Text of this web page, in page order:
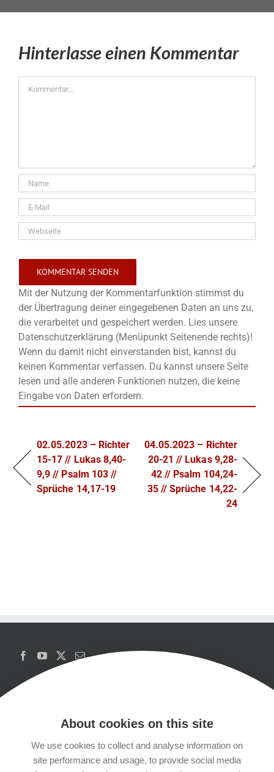
Hinterlasse einen Kommentar
Mit der Nutzung der Kommentarfunktion stimmst du
der Übertragung deiner eingegebenen Daten an uns zu,
die verarbeitet und gespeichert werden. Lies unsere
Datenschutzerklärung (Menüpunkt Seitenende rechts)!
Wenn du damit nicht einverstanden bist, kannst du
keinen Kommentar verfassen. Du kannst unsere Seite
lesen und alle anderen Funktionen nutzen, die keine
Eingabe von Daten erfordern.
02.05.2023 – Richter
15-17 // Lukas 8,40-
9,9 // Psalm 103 //
Sprüche 14,17-19
04.05.2023 – Richter
20-21 // Lukas 9,28-
42 // Psalm 104,24-
35 // Sprüche 14,22-
24
Copyrights
About cookies on this site
We use cookies to collect and analyse information on
site performance and usage, to provide social media